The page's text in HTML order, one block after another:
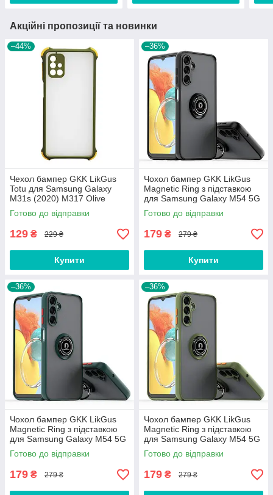
Акційні пропозиції та новинки
–44%
Чехол бампер GKK LikGus
Totu для Samsung Galaxy
M31s (2020) M317 Olive
Готово до відправки
129 ₴ 229 ₴
Купити
–36%
Чохол бампер GKK LikGus
Magnetic Ring з підставкою
для Samsung Galaxy M54 5G
M546 Black
Готово до відправки
179 ₴ 279 ₴
Купити
–36%
Чохол бампер GKK LikGus
Magnetic Ring з підставкою
для Samsung Galaxy M54 5G
M546 Green
Готово до відправки
179 ₴ 279 ₴
–36%
Чохол бампер GKK LikGus
Magnetic Ring з підставкою
для Samsung Galaxy M54 5G
M546 Olive
Готово до відправки
179 ₴ 279 ₴